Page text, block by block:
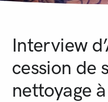
Interview
cession de
nettoyage